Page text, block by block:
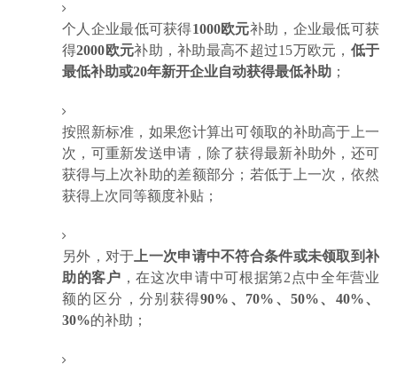
个人企业最低可获得1000欧元补助，企业最低可获
得2000欧元补助，补助最高不超过15万欧元， 低于
最低补助或20年新开企业自动获得最低补助 ；
按照新标准，如果您计算出可领取的补助高于上一
次，可重新发送申请，除了获得最新补助外，还可
获得与上次补助的差额部分；若低于上一次，依然
获得上次同等额度补贴；
另外，对于 上一次申请中不符合条件或未领取到补
助的客户 ，在这次申请中可根据第2点中全年营业
额的区分，分别获得90%、70%、50%、40%、
30%的补助；